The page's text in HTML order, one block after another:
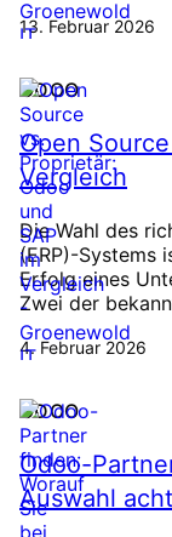
13. Februar 2026
ODOO
Open
Vergleich
Die Wahl des
(ERP)-Systems
Erfolg eines
Zwei der
4. Februar 2026
ODOO
Odoo-
Auswahl